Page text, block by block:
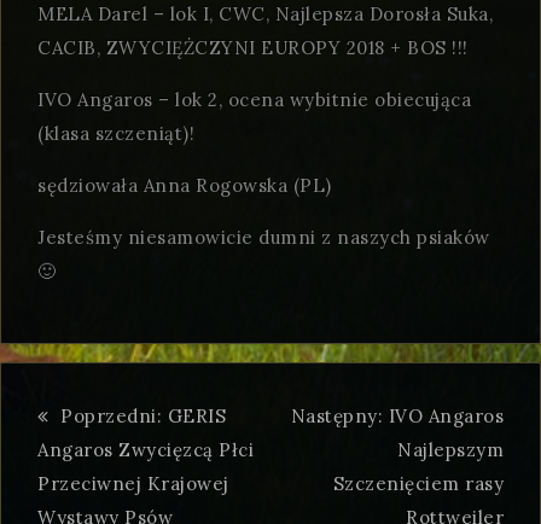
MELA Darel – lok I, CWC, Najlepsza Dorosła Suka,
CACIB, ZWYCIĘŻCZYNI EUROPY 2018 + BOS !!!
IVO Angaros – lok 2, ocena wybitnie obiecująca
(klasa szczeniąt)!
sędziowała Anna Rogowska (PL)
Jesteśmy niesamowicie dumni z naszych psiaków
🙂
Poprzedni: GERIS
Angaros Zwycięzcą Płci
Przeciwnej Krajowej
Wystawy Psów
Następny: IVO Angaros
Najlepszym
Szczenięciem rasy
Rottweiler